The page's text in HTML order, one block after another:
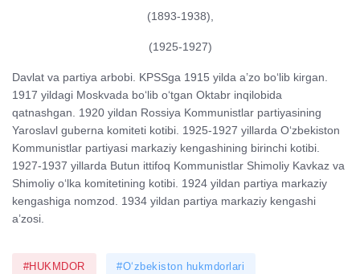
(1893-1938),
(1925-1927)
Davlat va partiya arbobi. KPSSga 1915 yilda a’zo bo‘lib kirgan.
1917 yildagi Moskvada bo‘lib o‘tgan Oktabr inqilobida
qatnashgan. 1920 yildan Rossiya Kommunistlar partiyasining
Yaroslavl guberna komiteti kotibi. 1925-1927 yillarda O‘zbekiston
Kommunistlar partiyasi markaziy kengashining birinchi kotibi.
1927-1937 yillarda Butun ittifoq Kommunistlar Shimoliy Kavkaz va
Shimoliy o‘lka komitetining kotibi. 1924 yildan partiya markaziy
kengashiga nomzod. 1934 yildan partiya markaziy kengashi
a’zosi.
#HUKMDOR #O‘zbekiston hukmdorlari